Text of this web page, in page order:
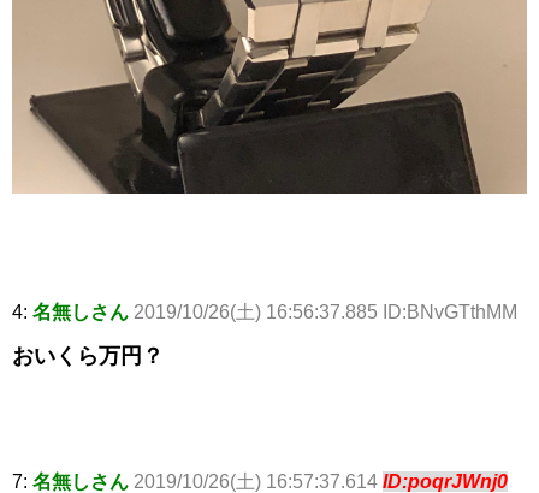
4: 名無しさん 2019/10/26(土) 16:56:37.885 ID:BNvGTthMM
おいくら万円？
7: 名無しさん 2019/10/26(土) 16:57:37.614 ID:poqrJWnj0